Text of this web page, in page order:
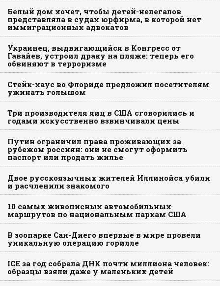
Белый дом хочет, чтобы детей-нелегалов
представляла в судах юрфирма, в которой нет
иммиграционных адвокатов
Украинец, выдвигающийся в Конгресс от
Гавайев, устроил драку на пляже: теперь его
обвиняют в терроризме
Стейк-хаус во Флориде предложил посетителям
ужинать голышом
Три производителя яиц в США сговорились и
годами искусственно взвинчивали цены
Путин ограничил права проживающих за
рубежом россиян: они не смогут оформить
паспорт или продать жилье
Двое русскоязычных жителей Иллинойса убили
и расчленили знакомого
10 самых живописных автомобильных
маршрутов по национальным паркам США
В зоопарке Сан-Диего впервые в мире провели
уникальную операцию горилле
ICE за год собрала ДНК почти миллиона человек:
образцы взяли даже у маленьких детей